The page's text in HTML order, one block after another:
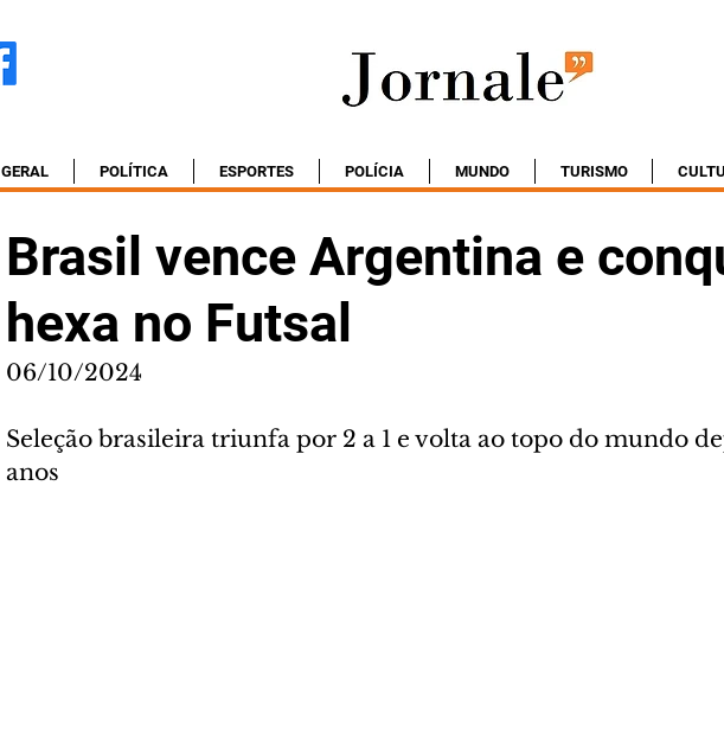
GERAL POLÍTICA ESPORTES POLÍCIA MUNDO TURISMO
Brasil vence Argentina e
hexa no Futsal
06/10/2024
Seleção brasileira triunfa por 2 a 1 e volta ao topo do mundo
anos